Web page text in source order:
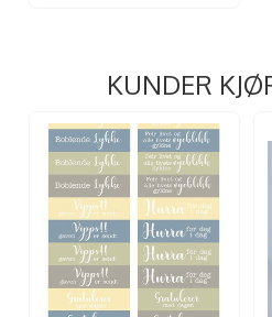
KUNDER